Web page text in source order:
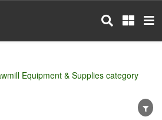
Equipment & Supplies category